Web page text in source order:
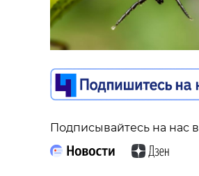
Подписывайтесь на нас в
Подписывайтесь на нас в
Подписывайтесь на нас в